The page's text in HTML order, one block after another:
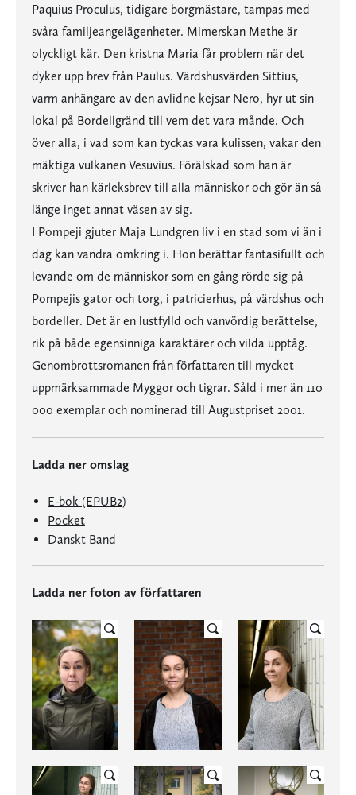
Paquius Proculus, tidigare borgmästare, tampas med
svåra familjeangelägenheter. Mimerskan Methe är
olyckligt kär. Den kristna Maria får problem när det
dyker upp brev från Paulus. Värdshusvärden Sittius,
varm anhängare av den avlidne kejsar Nero, hyr ut sin
lokal på Bordellgränd till vem det vara månde. Och
över alla, i vad som kan tyckas vara kulissen, vakar den
mäktiga vulkanen Vesuvius. Förälskad som han är
skriver han kärleksbrev till alla människor och gör än så
länge inget annat väsen av sig.
I Pompeji gjuter Maja Lundgren liv i en stad som vi än i
dag kan vandra omkring i. Hon berättar fantasifullt och
levande om de människor som en gång rörde sig på
Pompejis gator och torg, i patricierhus, på värdshus och
bordeller. Det är en lustfylld och vanvördig berättelse,
rik på både egensinniga karaktärer och vilda upptåg.
Genombrottsromanen från författaren till mycket
uppmärksammade Myggor och tigrar. Såld i mer än 110
000 exemplar och nominerad till Augustpriset 2001.
Ladda ner omslag
E-bok (EPUB2)
Pocket
Danskt Band
Ladda ner foton av författaren